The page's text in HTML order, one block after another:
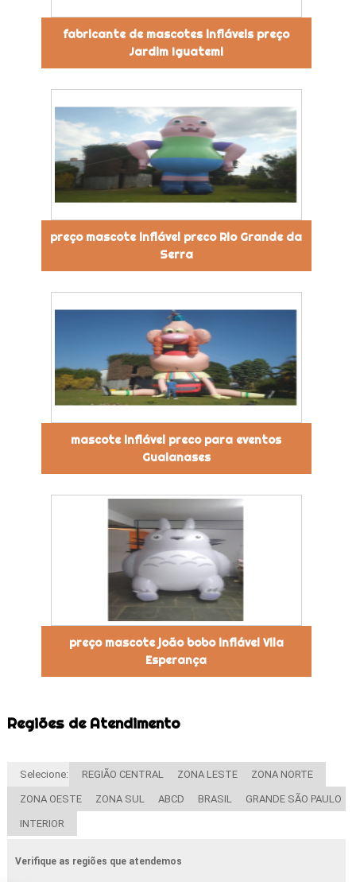
fabricante de mascotes infláveis preço
Jardim Iguatemi
preço mascote inflável preco Rio Grande da
Serra
mascote inflável preco para eventos
Guaianases
preço mascote joão bobo inflável Vila
Esperança
Regiões de Atendimento
Selecione: REGIÃO CENTRAL ZONA LESTE ZONA NORTE
ZONA OESTE ZONA SUL ABCD BRASIL GRANDE SÃO PAULO
INTERIOR
Verifique as regiões que atendemos